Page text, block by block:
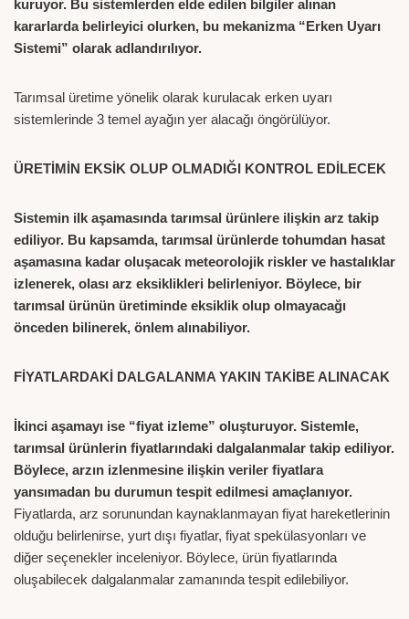
kuruyor. Bu sistemlerden elde edilen bilgiler alınan
kararlarda belirleyici olurken, bu mekanizma “Erken Uyarı
Sistemi” olarak adlandırılıyor.
Tarımsal üretime yönelik olarak kurulacak erken uyarı
sistemlerinde 3 temel ayağın yer alacağı öngörülüyor.
ÜRETİMİN EKSİK OLUP OLMADIĞI KONTROL EDİLECEK
Sistemin ilk aşamasında tarımsal ürünlere ilişkin arz takip
ediliyor. Bu kapsamda, tarımsal ürünlerde tohumdan hasat
aşamasına kadar oluşacak meteorolojik riskler ve hastalıklar
izlenerek, olası arz eksiklikleri belirleniyor. Böylece, bir
tarımsal ürünün üretiminde eksiklik olup olmayacağı
önceden bilinerek, önlem alınabiliyor.
FİYATLARDAKİ DALGALANMA YAKIN TAKİBE ALINACAK
İkinci aşamayı ise “fiyat izleme” oluşturuyor. Sistemle,
tarımsal ürünlerin fiyatlarındaki dalgalanmalar takip ediliyor.
Böylece, arzın izlenmesine ilişkin veriler fiyatlara
yansımadan bu durumun tespit edilmesi amaçlanıyor.
Fiyatlarda, arz sorunundan kaynaklanmayan fiyat hareketlerinin
olduğu belirlenirse, yurt dışı fiyatlar, fiyat spekülasyonları ve
diğer seçenekler inceleniyor. Böylece, ürün fiyatlarında
oluşabilecek dalgalanmalar zamanında tespit edilebiliyor.